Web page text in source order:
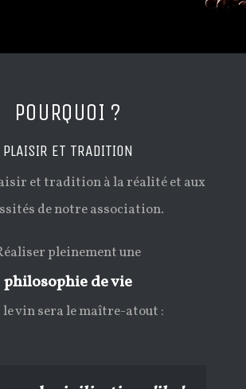
POURQUOI ?
PLAISIR ET TRADITION
et tradition à la réalité et aux
de notre association.
pleinement une
philosophie de vie
vin sera le maître-atout :